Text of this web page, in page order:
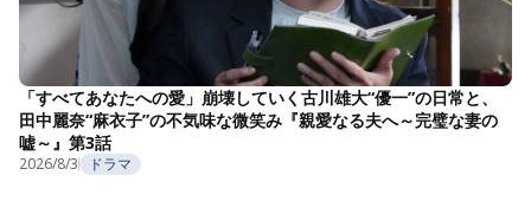
「すべてあなたへの愛」崩壊していく古川雄大“優一”の日常と、
田中麗奈“麻衣子”の不気味な微笑み『親愛なる夫へ～完璧な妻の
嘘～』第3話
2026/8/3 ドラマ